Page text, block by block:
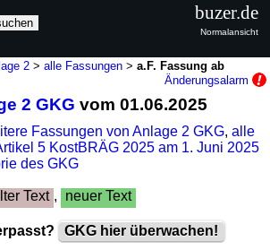
2 >alle Fassungen >a.F. Fassung ab
Änderungsalarm
2 GKG vom 01.06.2025
Fassungen von Anlage 2 GKG,alle
5 KostBRÄG 2025 am 1. Juni 2025
des GKG
Text , neuer Text
GKG hier überwachen!
buzer.de
Normalansicht